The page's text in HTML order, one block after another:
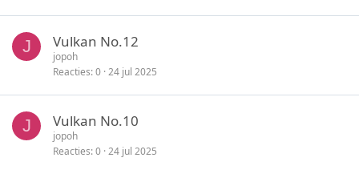
J Vulkan No.12
jopoh
Reacties 0 24 jul 2025
J Vulkan No.10
jopoh
Reacties 0 24 jul 2025